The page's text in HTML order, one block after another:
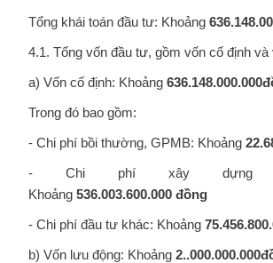
Tổng khái toán đầu tư: Khoảng
4.1. Tổng vốn đầu tư, gồm vốn cố định và
a) Vốn cố định: Khoảng 636.148.
Trong đó bao gồm:
- Chi phí bồi thường, GPMB: Khoảng
- Chi phí xây dựng
Khoảng 536.003.600.000 đồng
- Chi phí đầu tư khác: Khoảng 75.456.800
b) Vốn lưu động: Khoảng 2..000.000.000